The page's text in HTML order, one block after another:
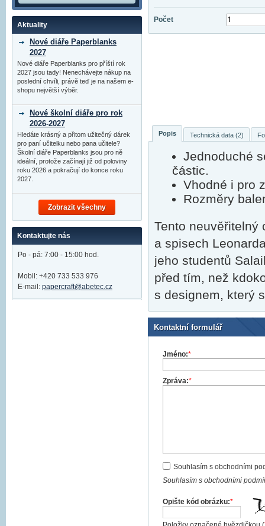
Počet
Popis Technická data (2)
Jednoduché
částic.
Vhodné i pro
Rozměry
Tento neuvěřitelný
a spisech
jeho studentů
před tím, než
s designem, který
Kontaktní formulář
Jméno:*
Zpráva:*
Souhlasím s obchodními
Souhlasím s obchodními
Opište kód obrázku:*
Aktuality
Nové diáře Paperblanks
2027
Nové diáře Paperblanks pro příští rok
2027 jsou tady! Nenechávejte nákup na
poslední chvíli, právě teď je na našem e-
shopu největší výběr.
Nové školní diáře pro rok
2026-2027
Hledáte krásný a přitom užitečný dárek
pro paní učitelku nebo pana učitele?
Školní diáře Paperblanks jsou pro ně
ideální, protože začínají již od poloviny
roku 2026 a pokračují do konce roku
2027.
Zobrazit všechny
Kontaktujte nás
Po - pá: 7:00 - 15:00 hod.
Mobil: +420 733 533 976
E-mail: papercraft@abetec.cz